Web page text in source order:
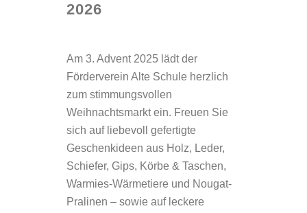
2026
Am 3. Advent 2025 lädt der
Förderverein Alte Schule herzlich
zum stimmungsvollen
Weihnachtsmarkt ein. Freuen Sie
sich auf liebevoll gefertigte
Geschenkideen aus Holz, Leder,
Schiefer, Gips, Körbe & Taschen,
Warmies-Wärmetiere und Nougat-
Pralinen – sowie auf leckere